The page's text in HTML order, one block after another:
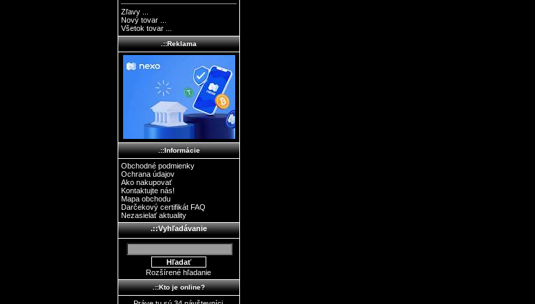
Zľavy ...
Nový tovar ...
Všetok tovar ...
.::Reklama
.::Informácie
Obchodné podmienky
Ochrana údajov
Ako nakupovať
Kontaktujte nás!
Mapa obchodu
Darčekový certifikát FAQ
Nezasielať aktuality
.::Vyhľadávanie
Rozšírené hľadanie
.::Kto je online?